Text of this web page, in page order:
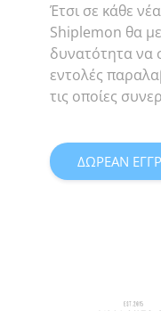
Έτσι σε κάθε
Shiplemon θα
δυνατότητα να
εντολές
τις οποίες
ΔΩΡΕΑΝ